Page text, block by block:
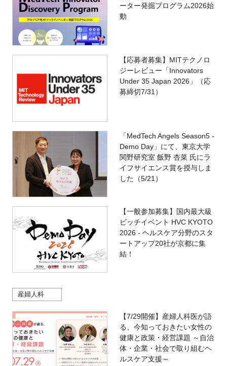
ーター発掘プログラム2026始
動
【応募者募集】MITテクノロ
ジーレビュー「Innovators
Under 35 Japan 2026」（応
募締切7/31）
「MedTech Angels Season5 -
Demo Day」にて、東京大学
関野研究室 飯野 杏菜 氏にラ
イフサイエンス賞を授与しま
した（5/21）
【一般参加募集】国内最大級
ピッチイベント HVC KYOTO
2026 - ヘルスケア分野のスタ
ートアップ20社が京都に集
結！
産婦人科
【7/29開催】産婦人科医が語
る、今知っておきたい女性の
健康と政策・経営課題 ～自治
体・企業・社会で取り組むヘ
ルスケア支援～